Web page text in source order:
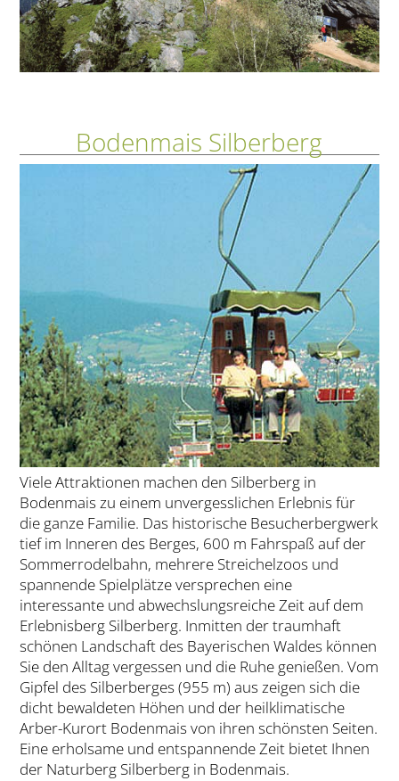
Bodenmais Silberberg
Viele Attraktionen machen den Silberberg in
Bodenmais zu einem unvergesslichen Erlebnis für
die ganze Familie. Das historische Besucherbergwerk
tief im Inneren des Berges, 600 m Fahrspaß auf der
Sommerrodelbahn, mehrere Streichelzoos und
spannende Spielplätze versprechen eine
interessante und abwechslungsreiche Zeit auf dem
Erlebnisberg Silberberg. Inmitten der traumhaft
schönen Landschaft des Bayerischen Waldes können
Sie den Alltag vergessen und die Ruhe genießen. Vom
Gipfel des Silberberges (955 m) aus zeigen sich die
dicht bewaldeten Höhen und der heilklimatische
Arber-Kurort Bodenmais von ihren schönsten Seiten.
Eine erholsame und entspannende Zeit bietet Ihnen
der Naturberg Silberberg in Bodenmais.